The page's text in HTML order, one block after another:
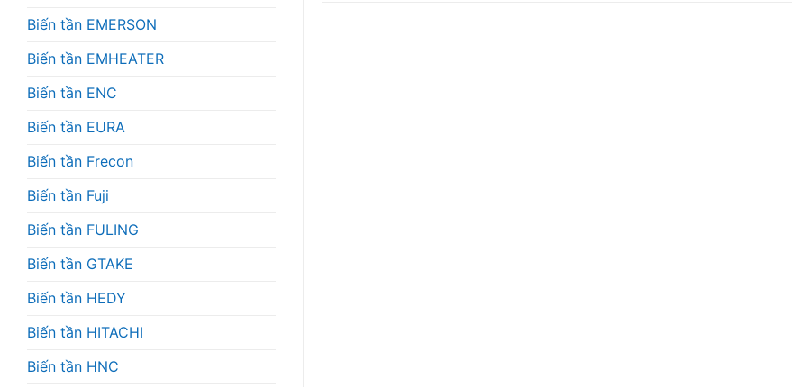
Biến tần EMERSON
Biến tần EMHEATER
Biến tần ENC
Biến tần EURA
Biến tần Frecon
Biến tần Fuji
Biến tần FULING
Biến tần GTAKE
Biến tần HEDY
Biến tần HITACHI
Biến tần HNC